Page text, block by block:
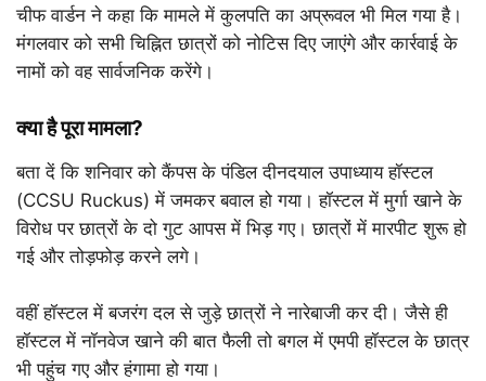
चीफ वार्डन ने कहा कि मामले में कुलपति का अप्रूवल भी मिल गया है।
मंगलवार को सभी चिह्नित छात्रों को नोटिस दिए जाएंगे और कार्रवाई के
नामों को वह सार्वजनिक करेंगे।
क्या है पूरा मामला?
बता दें कि शनिवार को कैंपस के पंडिल दीनदयाल उपाध्याय हॉस्टल
(CCSU Ruckus) में जमकर बवाल हो गया। हॉस्टल में मुर्गा खाने के
विरोध पर छात्रों के दो गुट आपस में भिड़ गए। छात्रों में मारपीट शुरू हो
गई और तोड़फोड़ करने लगे।
वहीं हॉस्टल में बजरंग दल से जुड़े छात्रों ने नारेबाजी कर दी। जैसे ही
हॉस्टल में नॉनवेज खाने की बात फैली तो बगल में एमपी हॉस्टल के छात्र
भी पहुंच गए और हंगामा हो गया।